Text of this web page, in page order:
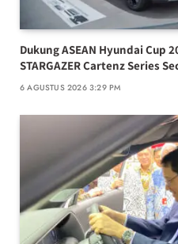
Dukung ASEAN Hyundai Cup
STARGAZER Cartenz Series
6 AGUSTUS 2026 3:29 PM